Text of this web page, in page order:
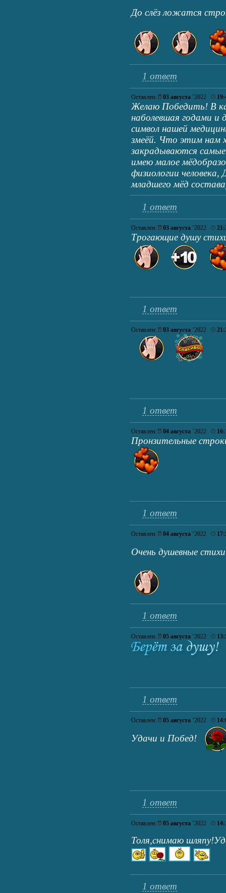
До слёз ложатся
1 ответ
Оставлен: 03 августа ’2022
Желаю Победить! В
наболевшая годами
символ нашей
змеёй. Что этим нам
закрадываются
имею малое
физиологии
младшего мёд
1 ответ
Оставлен: 03 августа ’2022
Трогающие душу
1 ответ
Оставлен: 03 августа ’2022
1 ответ
Оставлен: 04 августа ’2022
Пронзительные
1 ответ
Оставлен: 04 августа ’2022
Очень душевные
1 ответ
Оставлен: 05 августа ’2022
1 ответ
Оставлен: 05 августа ’2022
Удачи и Побед!
1 ответ
Оставлен: 05 августа ’2022
Толя,снимаю
1 ответ